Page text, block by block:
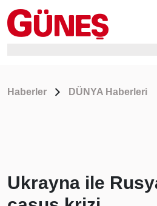
Haberler DÜNYA Haberleri
Ukrayna ile